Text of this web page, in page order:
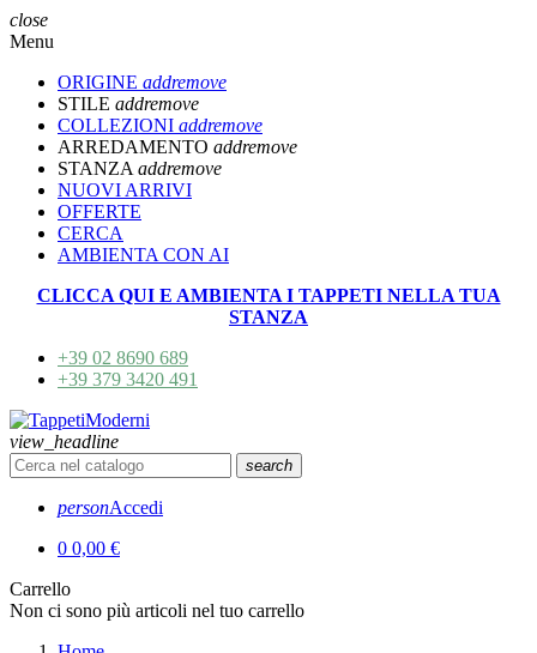
close
Menu
ORIGINE addremove
STILE addremove
COLLEZIONI addremove
ARREDAMENTO addremove
STANZA addremove
NUOVI ARRIVI
OFFERTE
CERCA
AMBIENTA CON AI
CLICCA QUI E AMBIENTA I TAPPETI NELLA TUA
STANZA
+39 02 8690 689
+39 379 3420 491
view_headline
search
personAccedi
0 0,00 €
Carrello
Non ci sono più articoli nel tuo carrello